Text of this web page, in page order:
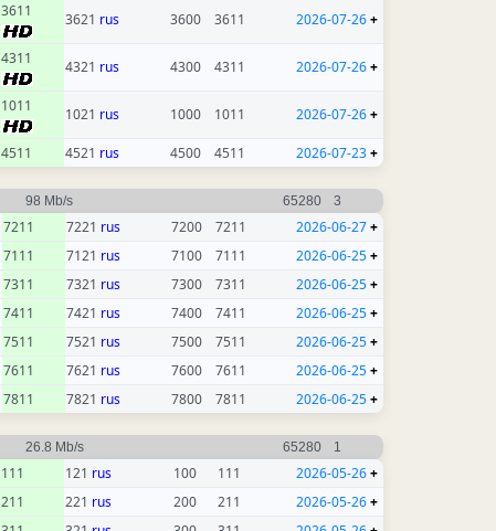
3611 3621 rus 3600 3611 2026-07-26+
4311 4321 rus 4300 4311 2026-07-26+
1011 1021 rus 1000 1011 2026-07-26+
4511 4521 rus 4500 4511 2026-07-23+
98 Mb/s 65280 3
7211 7221 rus 7200 7211 2026-06-27+
7111 7121 rus 7100 7111 2026-06-25+
7311 7321 rus 7300 7311 2026-06-25+
7411 7421 rus 7400 7411 2026-06-25+
7511 7521 rus 7500 7511 2026-06-25+
7611 7621 rus 7600 7611 2026-06-25+
7811 7821 rus 7800 7811 2026-06-25+
26.8 Mb/s 65280 1
111 121 rus 100 111 2026-05-26+
211 221 rus 200 211 2026-05-26+